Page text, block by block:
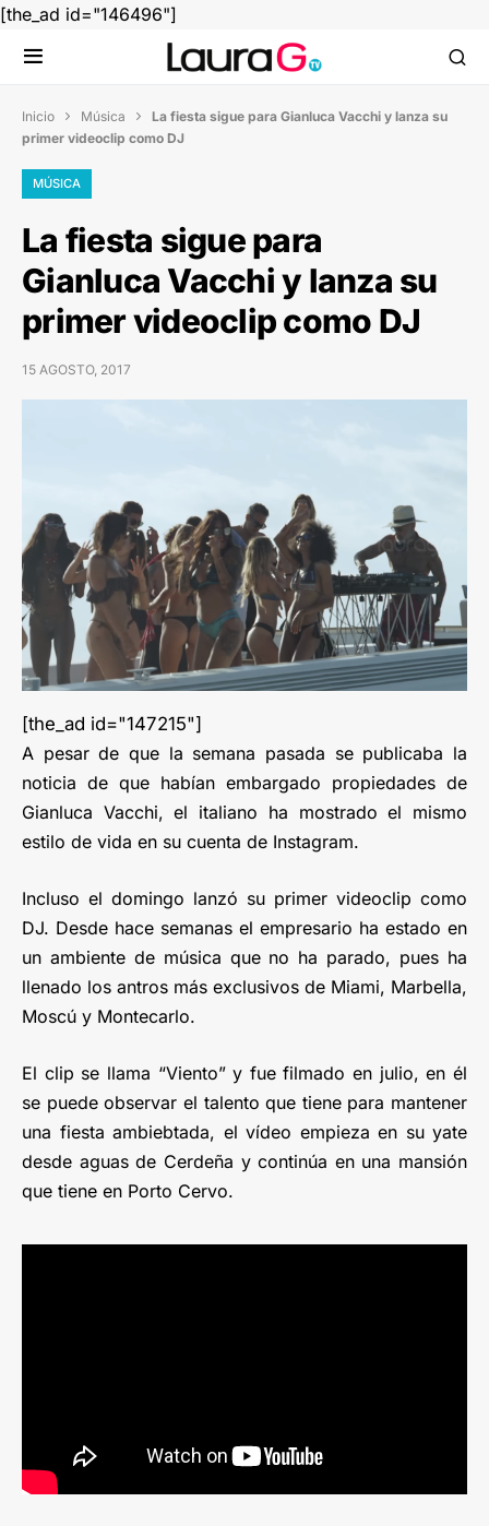
[the_ad id="146496"]
Inicio  Música  La fiesta sigue para Gianluca Vacchi y lanza su
primer videoclip como DJ
MÚSICA
La fiesta sigue para
Gianluca Vacchi y lanza su
primer videoclip como DJ
15 AGOSTO, 2017
[the_ad id="147215"]
A pesar de que la semana pasada se publicaba la
noticia de que habían embargado propiedades de
Gianluca Vacchi, el italiano ha mostrado el mismo
estilo de vida en su cuenta de Instagram.
Incluso el domingo lanzó su primer videoclip como
DJ. Desde hace semanas el empresario ha estado en
un ambiente de música que no ha parado, pues ha
llenado los antros más exclusivos de Miami, Marbella,
Moscú y Montecarlo.
El clip se llama “Viento” y fue filmado en julio, en él
se puede observar el talento que tiene para mantener
una fiesta ambiebtada, el vídeo empieza en su yate
desde aguas de Cerdeña y continúa en una mansión
que tiene en Porto Cervo.